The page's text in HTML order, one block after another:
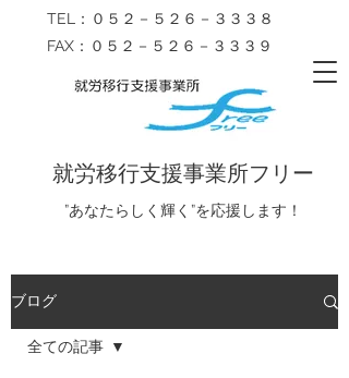
TEL：０５２－５２６－３３３８
FAX：０５２－５２６－３３３９
就労移行支援事業所フリー
​”あなたらしく輝く”を応援します！
ブログ
全ての記事